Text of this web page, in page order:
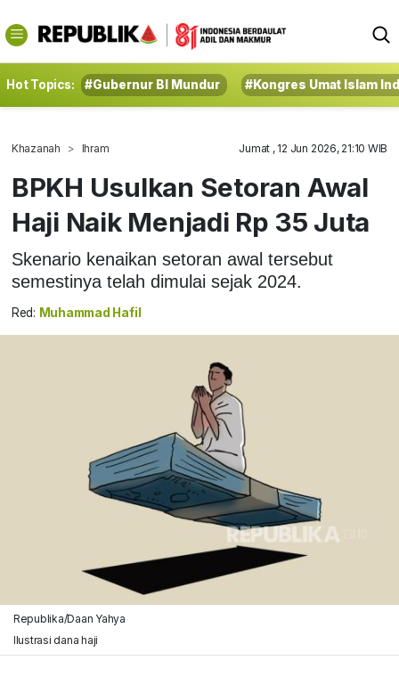
Hot Topics: #Gubernur BI Mundur #Kongres Umat Islam
Khazanah Ihram Jumat , 12 Jun 2026, 21:10 WIB
BPKH Usulkan Setoran Awal
Haji Naik Menjadi Rp 35 Juta
Skenario kenaikan setoran awal tersebut
semestinya telah dimulai sejak 2024.
Red: Muhammad Hafil
Republika/Daan Yahya
Ilustrasi dana haji